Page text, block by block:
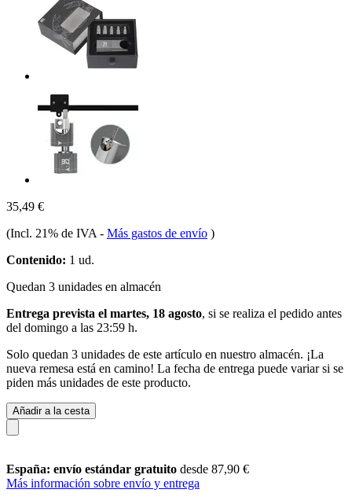
35,49 €
(Incl. 21% de IVA - Más gastos de envío )
Contenido: 1 ud.
Quedan 3 unidades en almacén
Entrega prevista el martes, 18 agosto, si se realiza el pedido antes
del domingo a las 23:59 h.
Solo quedan 3 unidades de este artículo en nuestro almacén. ¡La
nueva remesa está en camino! La fecha de entrega puede variar si se
piden más unidades de este producto.
Añadir a la cesta
España: envío estándar gratuito desde 87,90 €
Más información sobre envío y entrega